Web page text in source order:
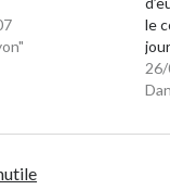
le